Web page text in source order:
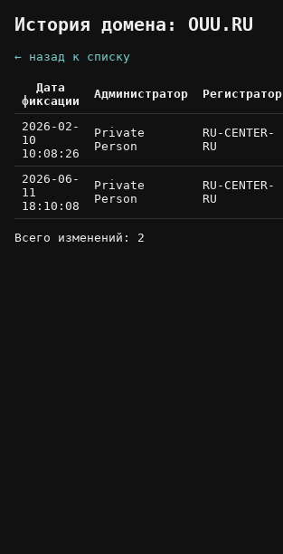
История домена: OUU.RU
← назад к списку
Дата
фиксации
Администратор Регистратор
2026-02-
10
10:08:26
Private
Person
RU-CENTER-
RU
2026-06-
11
18:10:08
Private
Person
RU-CENTER-
RU
Всего изменений: 2